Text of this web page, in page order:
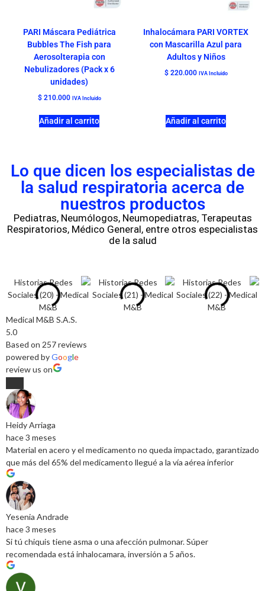
PARI Máscara Pediátrica
Bubbles The Fish para
Aerosolterapia con
Nebulizadores (Pack x 6
unidades)
$210.000 IVA Incluido
Añadir al carrito
Inhalocámara PARI VORTEX
con Mascarilla Azul para
Adultos y Niños
$220.000 IVA Incluido
Añadir al carrito
Lo que dicen los especialistas de
la salud respiratoria acerca de
nuestros productos
Pediatras, Neumólogos, Neumopediatras, Terapeutas
Respiratorios, Médico General, entre otros especialistas
de la salud
Medical M&B S.A.S.
5.0
Based on 257 reviews
powered byGoogle
review us on
Heidy Arriaga
hace 3 meses
Material en acero y el medicamento no queda impactado, garantizado
que más del 65% del medicamento llegué a la vía aérea inferior
Yesenia Andrade
hace 3 meses
Si tú chiquis tiene asma o una afección pulmonar. Súper
recomendada está inhalocamara, inversión a 5 años.